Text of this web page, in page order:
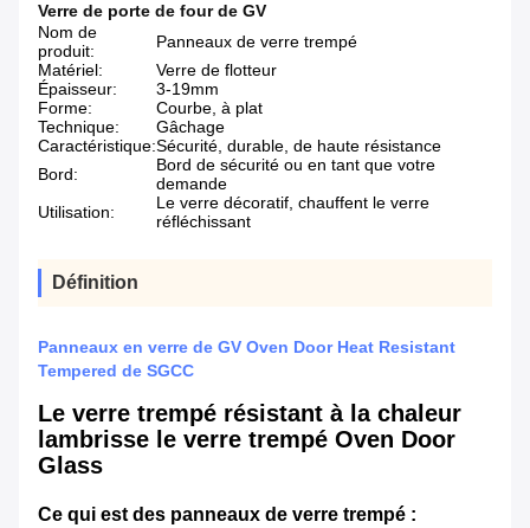
Verre de porte de four de GV
Nom de
produit:
Panneaux de verre trempé
Matériel:
Verre de flotteur
Épaisseur:
3-19mm
Forme:
Courbe, à plat
Technique:
Gâchage
Caractéristique:Sécurité, durable, de haute résistance
Bord:
Bord de sécurité ou en tant que votre
demande
Utilisation:
Le verre décoratif, chauffent le verre
réfléchissant
Définition
Panneaux en verre de GV Oven Door Heat Resistant
Tempered de SGCC
Le verre trempé résistant à la chaleur
lambrisse le verre trempé Oven Door
Glass
Ce qui est des panneaux de verre trempé :